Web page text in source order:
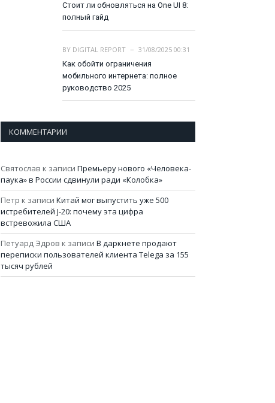
Стоит ли обновляться на One UI 8:
полный гайд
BY DIGITAL REPORT
31/08/2025 00:31
Как обойти ограничения
мобильного интернета: полное
руководство 2025
КОММЕНТАРИИ
Святослав к записи Премьеру нового «Человека-
паука» в России сдвинули ради «Колобка»
Петр к записи Китай мог выпустить уже 500
истребителей J-20: почему эта цифра
встревожила США
Петуард Эдров к записи В даркнете продают
переписки пользователей клиента Telega за 155
тысяч рублей